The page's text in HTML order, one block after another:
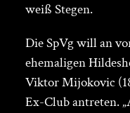
weiß Stegen.
Die SpVg will an
ehemaligen
Viktor Mijokovic
Ex-Club antreten.